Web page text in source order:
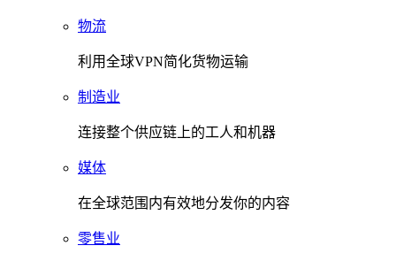
物流
利用全球VPN简化货物运输
制造业
连接整个供应链上的工人和机器
媒体
在全球范围内有效地分发你的内容
零售业